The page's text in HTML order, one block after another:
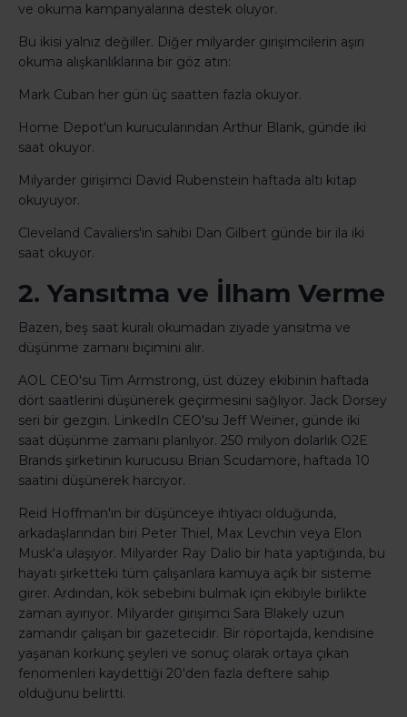
ve okuma kampanyalarına destek oluyor.
Bu ikisi yalnız değiller. Diğer milyarder girişimcilerin aşırı
okuma alışkanlıklarına bir göz atın:
Mark Cuban her gün üç saatten fazla okuyor.
Home Depot'un kurucularından Arthur Blank, günde iki
saat okuyor.
Milyarder girişimci David Rubenstein haftada altı kitap
okuyuyor.
Cleveland Cavaliers'in sahibi Dan Gilbert günde bir ila iki
saat okuyor.
2. Yansıtma ve İlham Verme
Bazen, beş saat kuralı okumadan ziyade yansıtma ve
düşünme zamanı biçimini alır.
AOL CEO'su Tim Armstrong, üst düzey ekibinin haftada
dört saatlerini düşünerek geçirmesini sağlıyor. Jack Dorsey
seri bir gezgin. LinkedIn CEO'su Jeff Weiner, günde iki
saat düşünme zamanı planlıyor. 250 milyon dolarlık O2E
Brands şirketinin kurucusu Brian Scudamore, haftada 10
saatini düşünerek harcıyor.
Reid Hoffman'ın bir düşünceye ihtiyacı olduğunda,
arkadaşlarından biri Peter Thiel, Max Levchin veya Elon
Musk'a ulaşıyor. Milyarder Ray Dalio bir hata yaptığında, bu
hayatı şirketteki tüm çalışanlara kamuya açık bir sisteme
girer. Ardından, kök sebebini bulmak için ekibiyle birlikte
zaman ayırıyor. Milyarder girişimci Sara Blakely uzun
zamandır çalışan bir gazetecidir. Bir röportajda, kendisine
yaşanan korkunç şeyleri ve sonuç olarak ortaya çıkan
fenomenleri kaydettiği 20'den fazla deftere sahip
olduğunu belirtti.